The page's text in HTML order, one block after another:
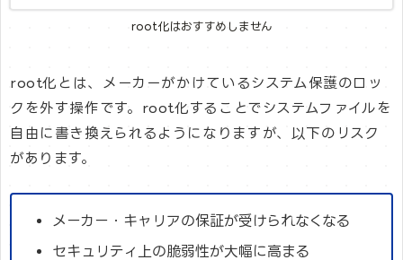
root化はおすすめしません
root化とは、メーカーがかけているシステム保護のロッ
クを外す操作です。root化することでシステムファイルを
自由に書き換えられるようになりますが、以下のリスク
があります。
メーカー・キャリアの保証が受けられなくなる
セキュリティ上の脆弱性が大幅に高まる